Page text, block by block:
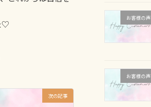
♡
次の記事
お客様の声
お客様の声